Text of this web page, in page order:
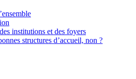
institutions et des foyers
structures d’accueil, non ?